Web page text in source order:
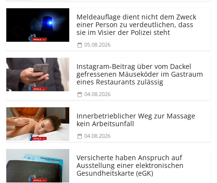
Meldeauflage dient nicht dem Zweck
einer Person zu verdeutlichen, dass
sie im Visier der Polizei steht
05.08.2026
Instagram-Beitrag über vom Dackel
gefressenen Mäuseköder im Gastraum
eines Restaurants zulässig
04.08.2026
Innerbetrieblicher Weg zur Massage
kein Arbeitsunfall
04.08.2026
Versicherte haben Anspruch auf
Ausstellung einer elektronischen
Gesundheitskarte (eGK)